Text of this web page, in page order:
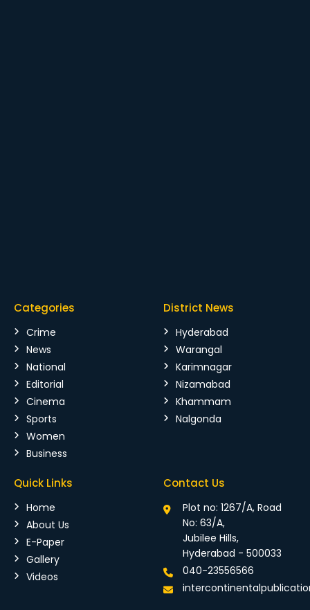
Categories
Crime
News
National
Editorial
Cinema
Sports
Women
Business
District News
Hyderabad
Warangal
Karimnagar
Nizamabad
Khammam
Nalgonda
Quick Links
Home
About Us
E-Paper
Gallery
Videos
Contact Us
Plot no: 1267/A, Road
No: 63/A,
Jubilee Hills,
Hyderabad - 500033
040-23556566